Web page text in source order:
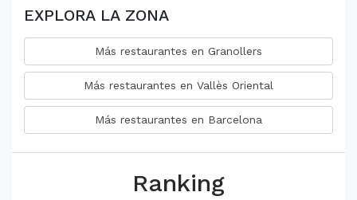
EXPLORA LA ZONA
Más restaurantes en Granollers
Más restaurantes en Vallès Oriental
Más restaurantes en Barcelona
Ranking